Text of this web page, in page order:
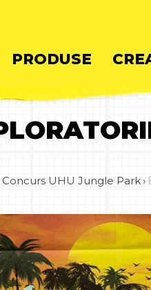
PRODUSE
Concurs UHU Jungle Park ›